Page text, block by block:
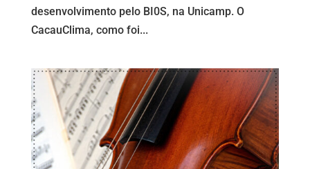
desenvolvimento pelo BI0S, na Unicamp. O
CacauClima, como foi...